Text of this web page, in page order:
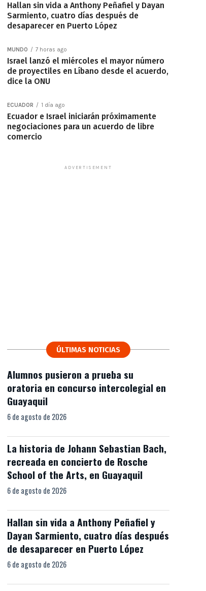
Hallan sin vida a Anthony Peñafiel y Dayan
Sarmiento, cuatro días después de
desaparecer en Puerto López
MUNDO 7 horas ago
Israel lanzó el miércoles el mayor número
de proyectiles en Líbano desde el acuerdo,
dice la ONU
ECUADOR 1 día ago
Ecuador e Israel iniciarán próximamente
negociaciones para un acuerdo de libre
comercio
ADVERTISEMENT
ÚLTIMAS NOTICIAS
Alumnos pusieron a prueba su
oratoria en concurso intercolegial en
Guayaquil
6 de agosto de 2026
La historia de Johann Sebastian Bach,
recreada en concierto de Rosche
School of the Arts, en Guayaquil
6 de agosto de 2026
Hallan sin vida a Anthony Peñafiel y
Dayan Sarmiento, cuatro días después
de desaparecer en Puerto López
6 de agosto de 2026